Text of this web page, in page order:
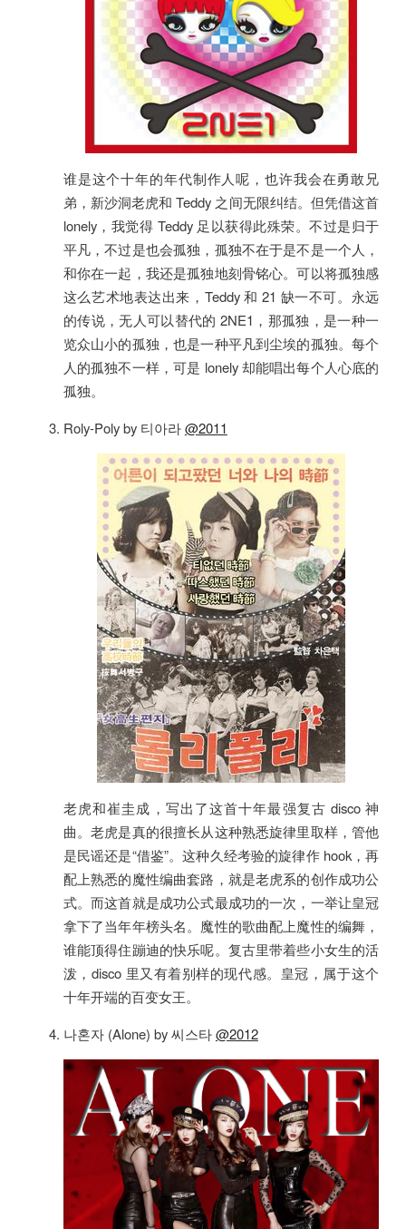
谁是这个十年的年代制作人呢，也许我会在勇敢兄
弟，新沙洞老虎和 Teddy 之间无限纠结。但凭借这首
lonely，我觉得 Teddy 足以获得此殊荣。不过是归于
平凡，不过是也会孤独，孤独不在于是不是一个人，
和你在一起，我还是孤独地刻骨铭心。可以将孤独感
这么艺术地表达出来，Teddy 和 21 缺一不可。永远
的传说，无人可以替代的 2NE1，那孤独，是一种一
览众山小的孤独，也是一种平凡到尘埃的孤独。每个
人的孤独不一样，可是 lonely 却能唱出每个人心底的
孤独。
Roly-Poly by 티아라@2011
老虎和崔圭成，写出了这首十年最强复古 disco 神
曲。老虎是真的很擅长从这种熟悉旋律里取样，管他
是民谣还是“借鉴”。这种久经考验的旋律作 hook，再
配上熟悉的魔性编曲套路，就是老虎系的创作成功公
式。而这首就是成功公式最成功的一次，一举让皇冠
拿下了当年年榜头名。魔性的歌曲配上魔性的编舞，
谁能顶得住蹦迪的快乐呢。复古里带着些小女生的活
泼，disco 里又有着别样的现代感。皇冠，属于这个
十年开端的百变女王。
나혼자 (Alone) by 씨스타@2012